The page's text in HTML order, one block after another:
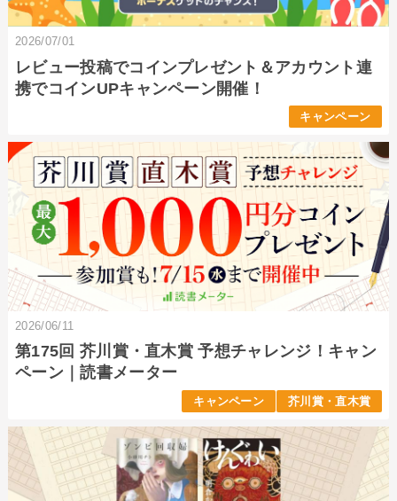
2026/07/01
レビュー投稿でコインプレゼント＆アカウント連
携でコインUPキャンペーン開催！
キャンペーン
2026/06/11
第175回 芥川賞・直木賞 予想チャレンジ！キャン
ペーン｜読書メーター
キャンペーン 芥川賞・直木賞